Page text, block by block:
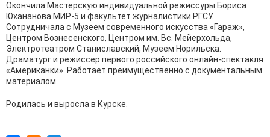
Окончила Мастерскую индивидуальной режиссуры Бориса
Юхананова МИР-5 и факультет журналистики РГСУ.
Сотрудничала с Музеем современного искусства «Гараж»,
Центром Вознесенского, Центром им. Вс. Мейерхольда,
Электротеатром Станиславский, Музеем Норильска.
Драматург и режиссер первого российского онлайн-спектакля
«Американки». Работает преимущественно с документальным
материалом.
Родилась и выросла в Курске.